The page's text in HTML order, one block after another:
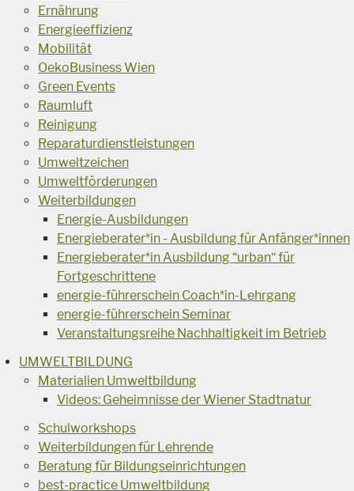
Ernährung
Energieeffizienz
Mobilität
OekoBusiness Wien
Green Events
Raumluft
Reinigung
Reparaturdienstleistungen
Umweltzeichen
Umweltförderungen
Weiterbildungen
Energie-Ausbildungen
Energieberater*in - Ausbildung für Anfänger*innen
Energieberater*in Ausbildung “urban“ für
Fortgeschrittene
energie-führerschein Coach*in-Lehrgang
energie-führerschein Seminar
Veranstaltungsreihe Nachhaltigkeit im Betrieb
UMWELTBILDUNG
Materialien Umweltbildung
Videos: Geheimnisse der Wiener Stadtnatur
Schulworkshops
Weiterbildungen für Lehrende
Beratung für Bildungseinrichtungen
best-practice Umweltbildung